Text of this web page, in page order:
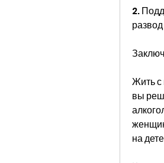
2.
Жить с
вы
на